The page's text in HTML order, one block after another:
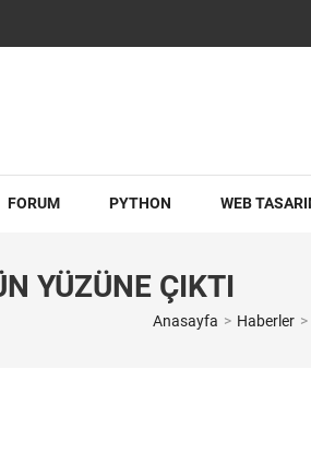
FORUM PYTHON WEB
YÜZÜNE ÇIKTI
Anasayfa > Haberler >